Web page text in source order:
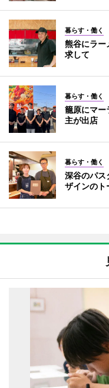
暮らす・働く
熊谷にラ
求して
暮らす・働く
籠原にマ
主が出店
暮らす・働く
深谷のパ
ザインのト